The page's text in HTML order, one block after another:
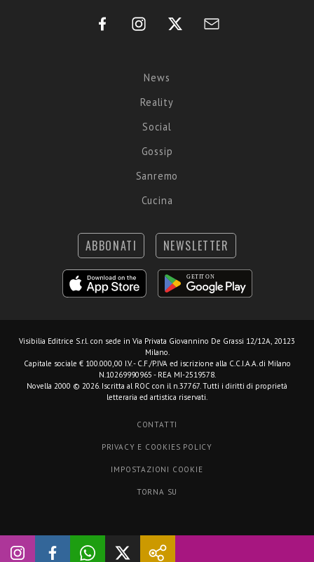
News
Reality
Social
Gossip
Sanremo
Cucina
ABBONATI NEWSLETTER
Visibilia Editrice S.r.l. con sede in Via Privata Giovannino De Grassi 12/12A, 20123
Milano.
Capitale sociale € 100.000,00 I.V. - C.F./P.IVA ed iscrizione alla C.C.I.A.A. di Milano
N.10269990965 - REA MI-2519578.
Novella 2000 © 2026. Iscritta al ROC con il n.37767. Tutti i diritti di proprietà
letteraria ed artistica riservati.
CONTATTI
PRIVACY E COOKIES POLICY
IMPOSTAZIONI COOKIE
TORNA SU